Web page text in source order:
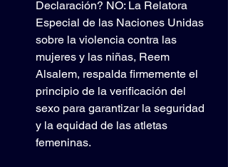
Declaración? NO: La Relatora
Especial de las Naciones Unidas
sobre la violencia contra las
mujeres y las niñas, Reem
Alsalem, respalda firmemente el
principio de la verificación del
sexo para garantizar la seguridad
y la equidad de las atletas
femeninas.